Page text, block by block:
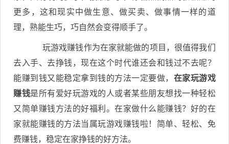
更多，这和现实中做生意、做买卖、做事情一样的道
理，熟能生巧，巧自然会变得顺手了。
玩游戏赚钱作为在家就能做的项目，很值得我们
去入手、去挣钱，现在这个时代谁还会和钱过不去呢？
能赚到钱又能稳定拿到钱的方法一定要做， 在家玩游戏
赚钱是所有爱好玩游戏的人或者某些朋友想找一种轻松
又简单赚钱方法的好福利。在家做什么能赚钱？好的在
家就能赚钱的方法当属玩游戏赚钱啦！简单、轻松、免
费赚钱，稳定在家挣钱的好方法。